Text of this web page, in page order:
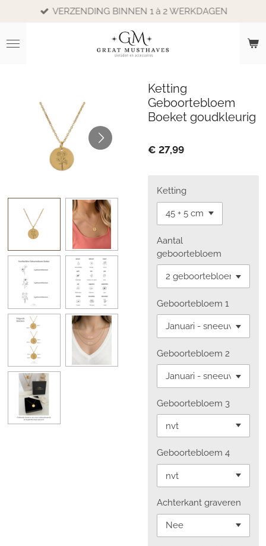
naar
de
VERZENDING BINNEN 1 à 2 WERKDAGEN
Ketting
Geboortebloem
Boeket goudkleurig
€ 27,99
Ketting
Aantal
geboortebloem
Geboortebloem 1
Geboortebloem 2
Geboortebloem 3
Geboortebloem 4
Achterkant graveren